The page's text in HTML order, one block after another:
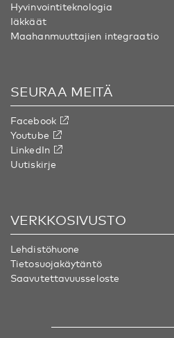
Hyvinvointiteknologia
Iäkkäät
Maahanmuuttajien integraatio
SEURAA MEITÄ
Facebook
Youtube
LinkedIn
Uutiskirje
VERKKOSIVUSTO
Lehdistöhuone
Tietosuojakäytäntö
Saavutettavuusseloste